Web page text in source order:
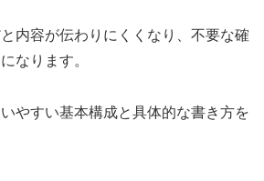
内容が伝わりにくくなり、不要な確
なります。
やすい基本構成と具体的な書き方を